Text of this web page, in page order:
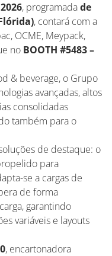
2026, programadade
, contará com a
OCME, Meypack,
no BOOTH #5483 –
& beverage, o Grupo
avançadas, altos
consolidadas
também para o
de destaque: o
para
se a cargas de
de forma
garantindo
variáveis e layouts
, encartonadora